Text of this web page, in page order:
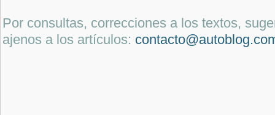
Por consultas, correcciones a los textos,
ajenos a los artículos: